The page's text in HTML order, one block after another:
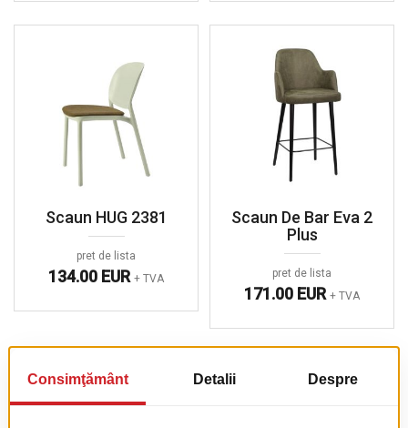
Scaun HUG 2381
pret de lista
134.00 EUR + TVA
Scaun De Bar Eva 2
Plus
pret de lista
171.00 EUR + TVA